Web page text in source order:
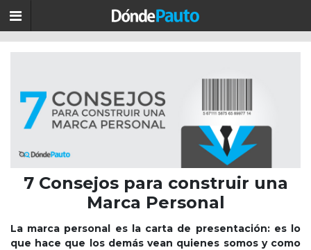
7 Consejos para construir una
Marca Personal
La marca personal es la carta de presentación: es lo
que hace que los demás vean quienes somos y como